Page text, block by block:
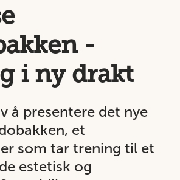
-
i ny drakt
å presentere det nye
et
som tar trening til et
estetisk og